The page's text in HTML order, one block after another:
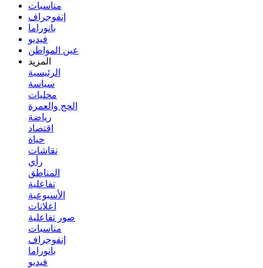
مناسبات
إنفوجراف
بانوراما
فيديو
عين المواطن
المزيد
الرئيسية
سياسة
محليات
الحج والعمرة
رياضة
اقتصاد
حياة
نقاشات
رأي
المناطق
تفاعلية
الأسبوعية
اعلانات
صور تفاعلية
مناسبات
إنفوجراف
بانوراما
فيديو